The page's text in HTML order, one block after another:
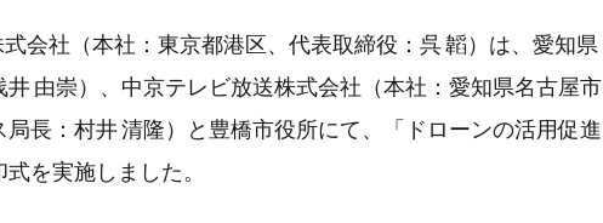
会社（本社：東京都港区、代表取締役：呉 韜）は、愛知県
由崇）、中京テレビ放送株式会社（本社：愛知県名古屋市
長：村井 清隆）と豊橋市役所にて、「ドローンの活用促進
を実施しました。